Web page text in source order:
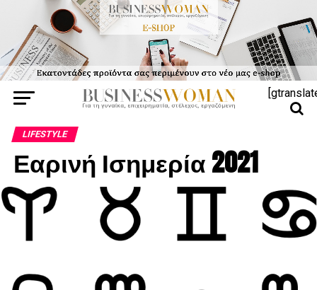
LIFESTYLE
Εαρινή Ισημερία 2021